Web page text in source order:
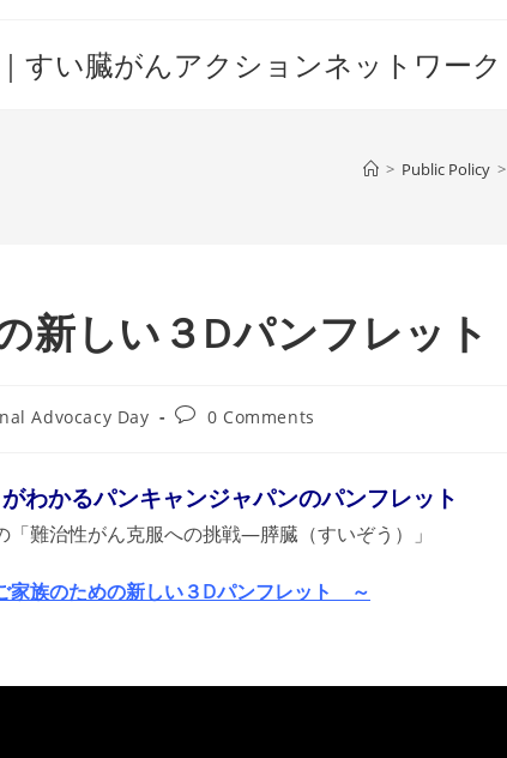
すい臓がんアクションネットワーク
> Public Policy >
新しい３Dパンフレット
Advocacy Day
Post0 Comments
わかるパンキャンジャパンのパンフレット
難治性がん克服への挑戦—膵臓（すいぞう）」
族のための新しい３Dパンフレット ～